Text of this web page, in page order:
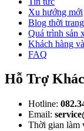
Xu hướng mới
Blog thời trang
Quá trình sản
Khách hàng
FAQ
Hỗ Trợ
Hotline:
Email:
Thời gian làm